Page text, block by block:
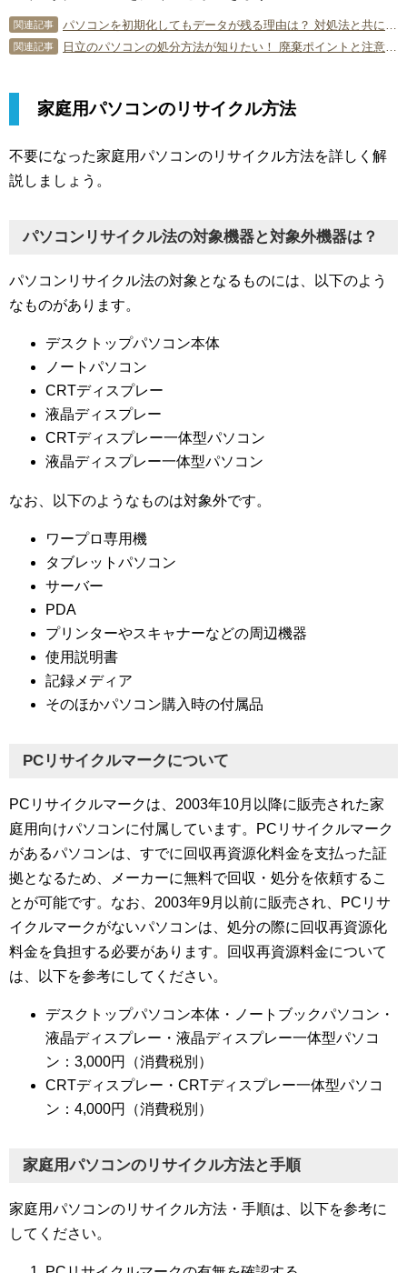
関連記事
関連記事
家庭用パソコンのリサイクル方法
不要になった家庭用パソコンのリサイクル方法を詳しく解
説しましょう。
パソコンリサイクル法の対象機器と対象外機器は？
パソコンリサイクル法の対象となるものには、以下のよう
なものがあります。
デスクトップパソコン本体
ノートパソコン
CRTディスプレー
液晶ディスプレー
CRTディスプレー一体型パソコン
液晶ディスプレー一体型パソコン
なお、以下のようなものは対象外です。
ワープロ専用機
タブレットパソコン
サーバー
PDA
プリンターやスキャナーなどの周辺機器
使用説明書
記録メディア
そのほかパソコン購入時の付属品
PCリサイクルマークについて
PCリサイクルマークは、2003年10月以降に販売された家
庭用向けパソコンに付属しています。PCリサイクルマーク
があるパソコンは、すでに回収再資源化料金を支払った証
拠となるため、メーカーに無料で回収・処分を依頼するこ
とが可能です。なお、2003年9月以前に販売され、PCリサ
イクルマークがないパソコンは、処分の際に回収再資源化
料金を負担する必要があります。回収再資源料金について
は、以下を参考にしてください。
デスクトップパソコン本体・ノートブックパソコン・
液晶ディスプレー・液晶ディスプレー一体型パソコ
ン：3,000円（消費税別）
CRTディスプレー・CRTディスプレー一体型パソコ
ン：4,000円（消費税別）
家庭用パソコンのリサイクル方法と手順
家庭用パソコンのリサイクル方法・手順は、以下を参考に
してください。